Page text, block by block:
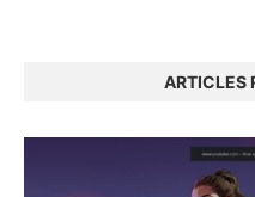
ARTICLES